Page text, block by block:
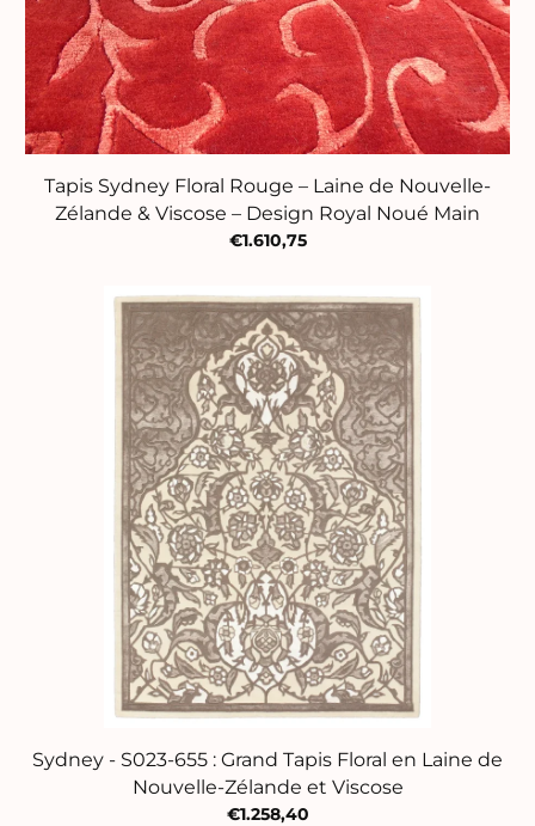
Tapis Sydney Floral Rouge – Laine de Nouvelle-
Zélande & Viscose – Design Royal Noué Main
€1.610,75
Sydney - S023-655 : Grand Tapis Floral en Laine de
Nouvelle-Zélande et Viscose
€1.258,40